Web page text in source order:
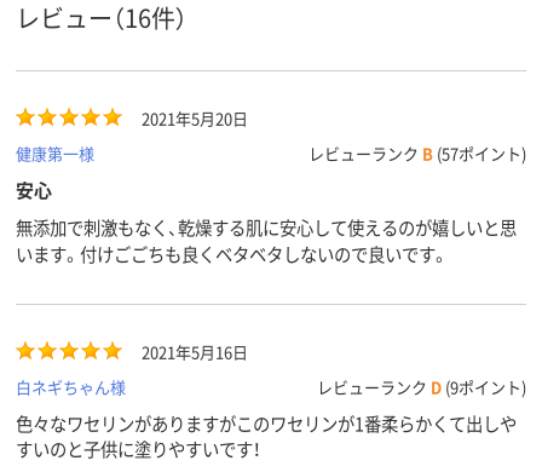
レビュー（16件）
2021年5月20日
健康第一様
レビューランク B (57ポイント)
安心
無添加で刺激もなく、乾燥する肌に安心して使えるのが嬉しいと思
います。付けごごちも良くベタベタしないので良いです。
2021年5月16日
白ネギちゃん様
レビューランク D (9ポイント)
色々なワセリンがありますがこのワセリンが1番柔らかくて出しや
すいのと子供に塗りやすいです！